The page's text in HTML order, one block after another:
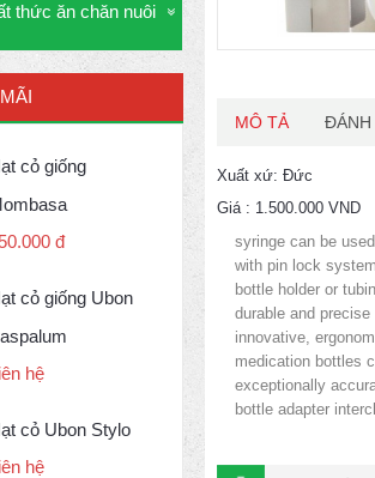
thức ăn chăn nuôi
cỏ giống
đ
cỏ giống Ubon
hệ
cỏ Ubon Stylo
hệ
MÔ TẢ ĐÁNH
Xuất xứ: Đức
Giá : 1.500.000 VND
syringe can be
with pin lock
bottle­ holder or
durable and
innovative,
medication bottles
exceptionally
bottle adapter